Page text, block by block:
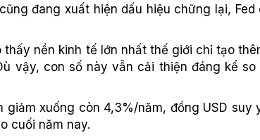
đang xuất hiện dấu hiệu chững lại,
nền kinh tế lớn nhất thế giới chỉ tạo
vậy, con số này vẫn cải thiện đáng kể
xuống còn 4,3%/năm, đồng USD suy
cuối năm nay.